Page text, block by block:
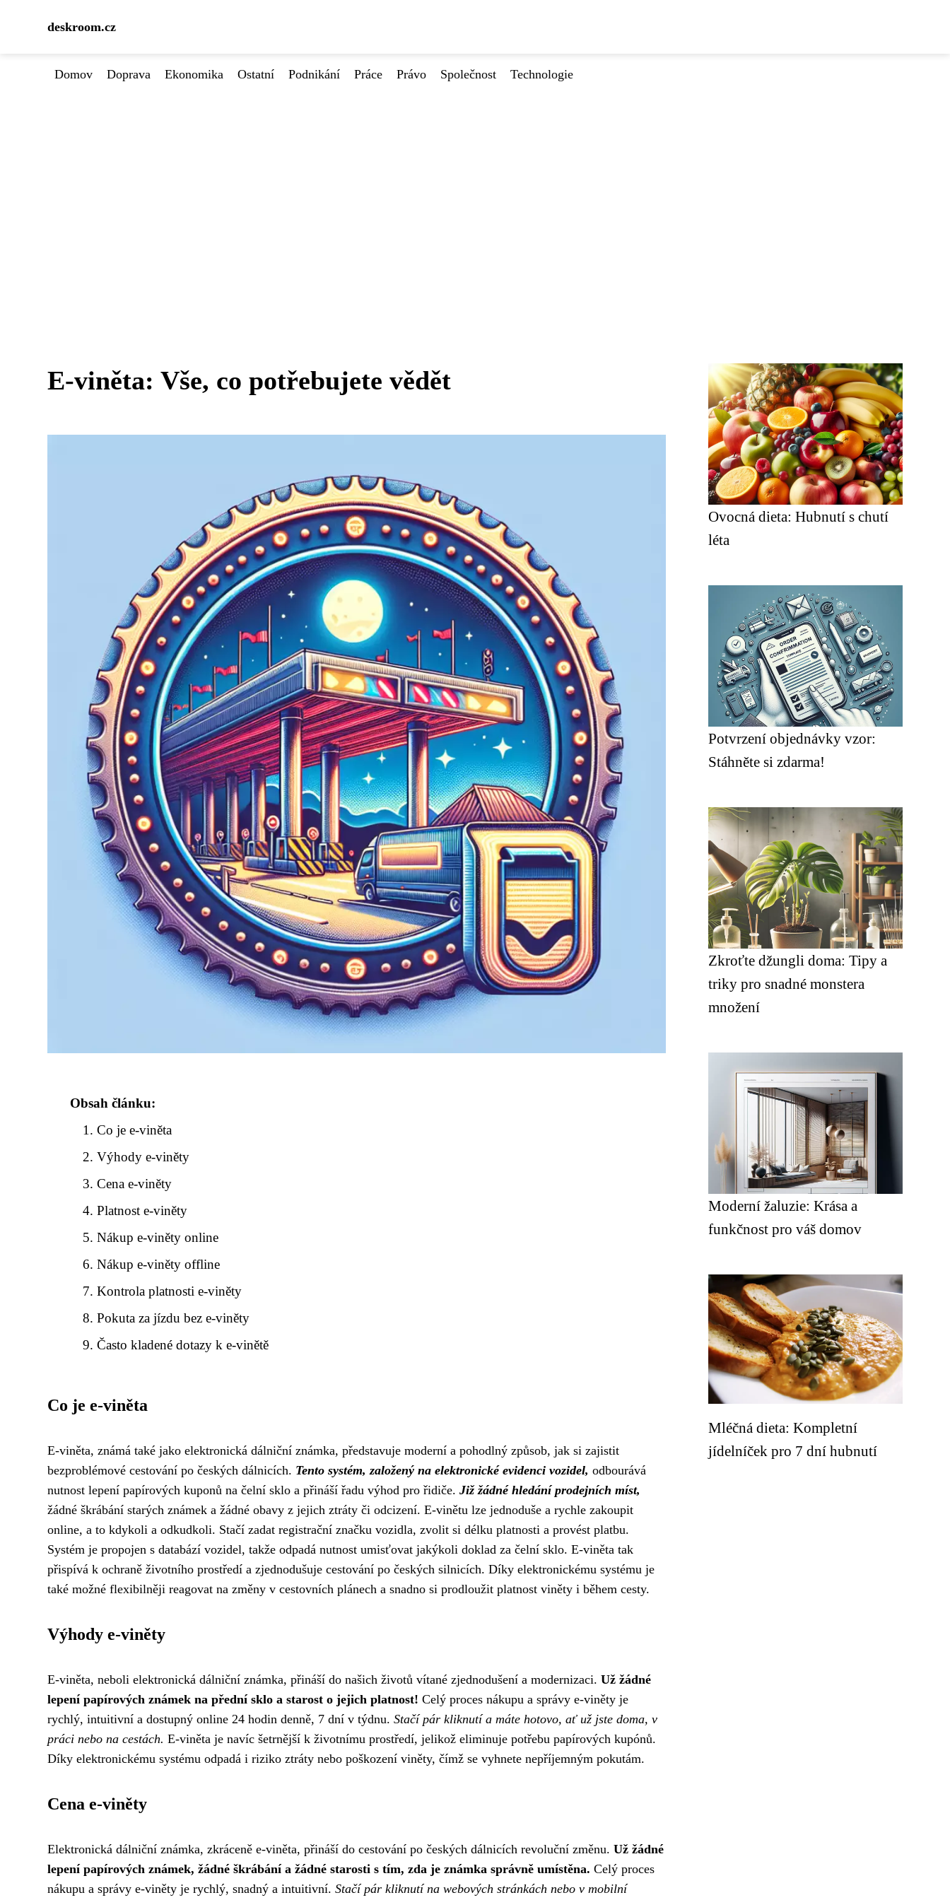
deskroom.cz
Domov Doprava Ekonomika Ostatní Podnikání Práce Právo Společnost Technologie
E-viněta: Vše, co potřebujete vědět
Obsah článku:
Co je e-viněta
Výhody e-viněty
Cena e-viněty
Platnost e-viněty
Nákup e-viněty online
Nákup e-viněty offline
Kontrola platnosti e-viněty
Pokuta za jízdu bez e-viněty
Často kladené dotazy k e-vinětě
Co je e-viněta
E-viněta, známá také jako elektronická dálniční známka, představuje moderní a pohodlný způsob, jak si zajistit
bezproblémové cestování po českých dálnicích. Tento systém, založený na elektronické evidenci vozidel, odbourává
nutnost lepení papírových kuponů na čelní sklo a přináší řadu výhod pro řidiče. Již žádné hledání prodejních míst,
žádné škrábání starých známek a žádné obavy z jejich ztráty či odcizení. E-vinětu lze jednoduše a rychle zakoupit
online, a to kdykoli a odkudkoli. Stačí zadat registrační značku vozidla, zvolit si délku platnosti a provést platbu.
Systém je propojen s databází vozidel, takže odpadá nutnost umisťovat jakýkoli doklad za čelní sklo. E-viněta tak
přispívá k ochraně životního prostředí a zjednodušuje cestování po českých silnicích. Díky elektronickému systému je
také možné flexibilněji reagovat na změny v cestovních plánech a snadno si prodloužit platnost viněty i během cesty.
Výhody e-viněty
E-viněta, neboli elektronická dálniční známka, přináší do našich životů vítané zjednodušení a modernizaci. Už žádné
lepení papírových známek na přední sklo a starost o jejich platnost! Celý proces nákupu a správy e-viněty je
rychlý, intuitivní a dostupný online 24 hodin denně, 7 dní v týdnu. Stačí pár kliknutí a máte hotovo, ať už jste doma, v
práci nebo na cestách. E-viněta je navíc šetrnější k životnímu prostředí, jelikož eliminuje potřebu papírových kupónů.
Díky elektronickému systému odpadá i riziko ztráty nebo poškození viněty, čímž se vyhnete nepříjemným pokutám.
Cena e-viněty
Elektronická dálniční známka, zkráceně e-viněta, přináší do cestování po českých dálnicích revoluční změnu. Už žádné
lepení papírových známek, žádné škrábání a žádné starosti s tím, zda je známka správně umístěna. Celý proces
nákupu a správy e-viněty je rychlý, snadný a intuitivní. Stačí pár kliknutí na webových stránkách nebo v mobilní
Ovocná dieta: Hubnutí s chutí
léta
Potvrzení objednávky vzor:
Stáhněte si zdarma!
Zkroťte džungli doma: Tipy a
triky pro snadné monstera
množení
Moderní žaluzie: Krása a
funkčnost pro váš domov
Mléčná dieta: Kompletní
jídelníček pro 7 dní hubnutí